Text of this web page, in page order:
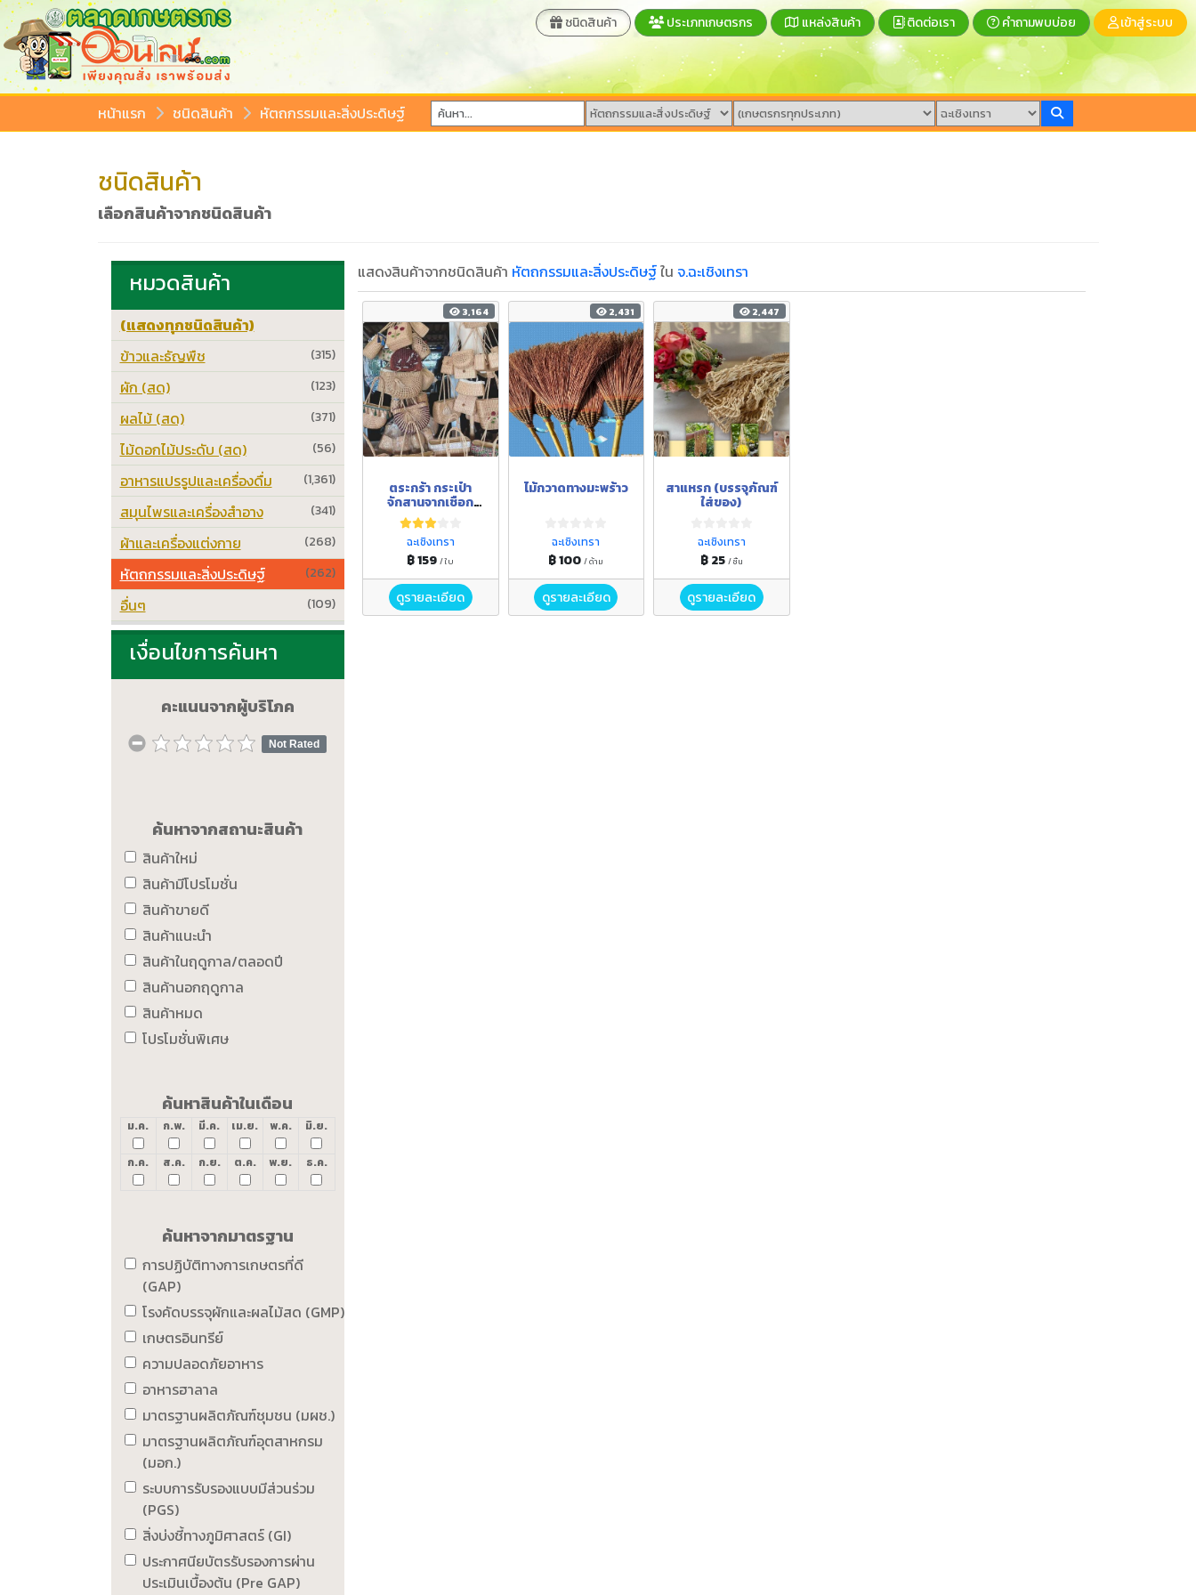
ชนิดสินค้า ประเภทเกษตรกร แหล่งสินค้า ติดต่อเรา คำถามพบบ่อย เข้าสู่ระบบ
หน้าแรก ชนิดสินค้า หัตถกรรมและสิ่งประดิษฐ์
ชนิดสินค้า
เลือกสินค้าจากชนิดสินค้า
แสดงสินค้าจากชนิดสินค้า หัตถกรรมและสิ่งประดิษฐ์ใน จ.ฉะเชิงเทรา
3,164
ตระกร้า กระเป๋า
จักสานจากเชือก
กล้วย กระจูด
ฉะเชิงเทรา
฿ 159/ ใบ
ดูรายละเอียด
2,431
ไม้กวาดทางมะพร้าว
ฉะเชิงเทรา
฿ 100/ ด้าม
ดูรายละเอียด
2,447
สาแหรก (บรรจุภัณฑ์
ใส่ของ)
ฉะเชิงเทรา
฿ 25 / ชิ้น
ดูรายละเอียด
หมวดสินค้า
(แสดงทุกชนิดสินค้า)
(315)
ข้าวและธัญพืช
(123)
ผัก (สด)
(371)
ผลไม้ (สด)
(56)
ไม้ดอกไม้ประดับ (สด)
(1,361)
อาหารแปรรูปและเครื่องดื่ม
(341)
สมุนไพรและเครื่องสำอาง
(268)
ผ้าและเครื่องแต่งกาย
(262)
หัตถกรรมและสิ่งประดิษฐ์
(109)
อื่นๆ
เงื่อนไขการค้นหา
คะแนนจากผู้บริโภค
Not Rated
ค้นหาจากสถานะสินค้า
สินค้าใหม่
สินค้ามีโปรโมชั่น
สินค้าขายดี
สินค้าแนะนำ
สินค้าในฤดูกาล/ตลอดปี
สินค้านอกฤดูกาล
สินค้าหมด
โปรโมชั่นพิเศษ
ค้นหาสินค้าในเดือน
ม.ค. ก.พ. มี.ค. เม.ย. พ.ค. มิ.ย.
ก.ค. ส.ค. ก.ย. ต.ค. พ.ย. ธ.ค.
ค้นหาจากมาตรฐาน
การปฏิบัติทางการเกษตรที่ดี
(GAP)
โรงคัดบรรจุผักและผลไม้สด (GMP)
เกษตรอินทรีย์
ความปลอดภัยอาหาร
อาหารฮาลาล
มาตรฐานผลิตภัณฑ์ชุมชน (มผช.)
มาตรฐานผลิตภัณฑ์อุตสาหกรม
(มอก.)
ระบบการรับรองแบบมีส่วนร่วม
(PGS)
สิ่งบ่งชี้ทางภูมิศาสตร์ (GI)
ประกาศนียบัตรรับรองการผ่าน
ประเมินเบื้องต้น (Pre GAP)